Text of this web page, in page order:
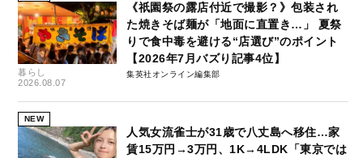
暮らし
2026.08.07
《祇園祭の露店付近で撮影？》包装され
た焼きそば麺が「地面に直置き…」 夏祭
りで食中毒を避ける“店選び”のポイント
【2026年7月バズり記事4位】
集英社オンライン編集部
NEW
人気女流雀士が31歳で八丈島へ移住…家
賃15万円→3万円、1K→4LDK「東京では